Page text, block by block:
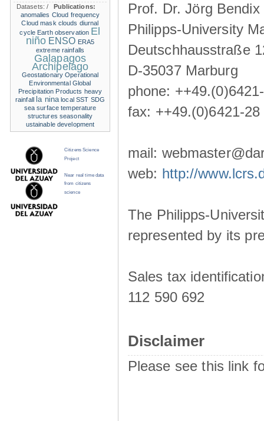
Prof. Dr. Jörg Bendix
Philipps-University
Deutschhausstraße
D-35037 Marburg
phone:
fax: ++49.(0)6421-28
mail:
web: http://
The Philipps-
represented by its
Sales tax
112 590 692
Disclaimer
Please see this link
Datasets:/
Publications:
anomalies Cloud frequency
Cloud mask clouds diurnal
cycle Earth observation El
niño ENSO ERA5
extreme rainfalls
Galapagos
Archipelago
Geostationary Operational
Environmental Global
Precipitation Products heavy
rainfall
la nina local SST SDG
sea surface temperature
structures seasonality
ustainable development
Citizens Science
Project
Near real time data
from citizens
science